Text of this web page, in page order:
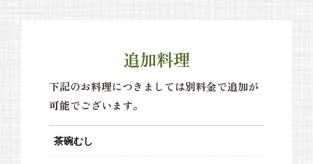
追加料理
下記のお料理につきましては別料金で追加が
可能でございます。
茶碗むし